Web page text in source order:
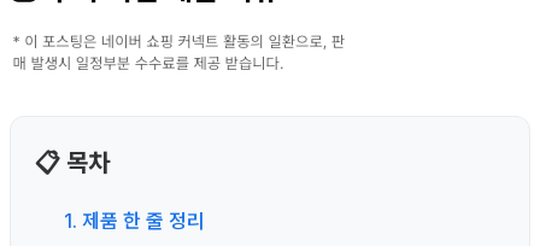
📋 목차
1. 제품 한 줄 정리